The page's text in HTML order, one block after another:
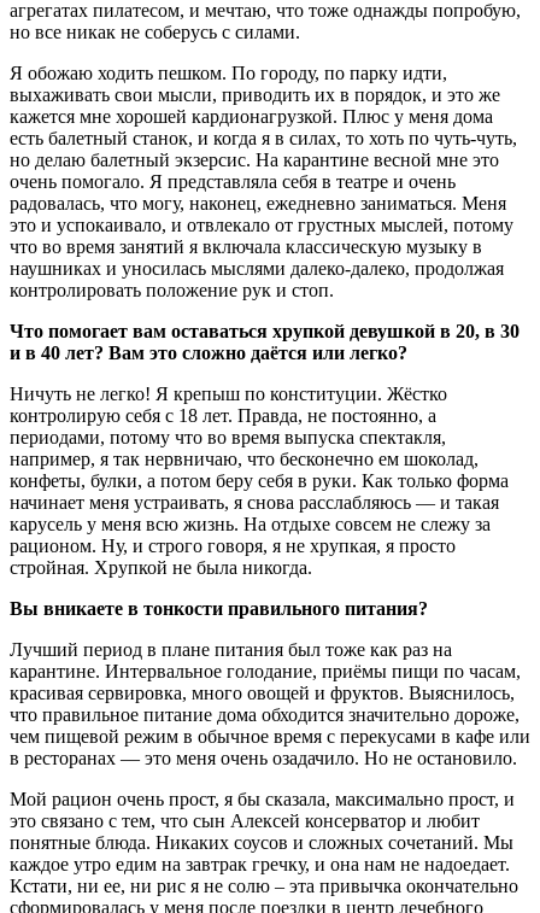
агрегатах пилатесом, и мечтаю, что тоже однажды попробую,
но все никак не соберусь с силами.
Я обожаю ходить пешком. По городу, по парку идти,
выхаживать свои мысли, приводить их в порядок, и это же
кажется мне хорошей кардионагрузкой. Плюс у меня дома
есть балетный станок, и когда я в силах, то хоть по чуть-чуть,
но делаю балетный экзерсис. На карантине весной мне это
очень помогало. Я представляла себя в театре и очень
радовалась, что могу, наконец, ежедневно заниматься. Меня
это и успокаивало, и отвлекало от грустных мыслей, потому
что во время занятий я включала классическую музыку в
наушниках и уносилась мыслями далеко-далеко, продолжая
контролировать положение рук и стоп.
Что помогает вам оставаться хрупкой девушкой в 20, в 30
и в 40 лет? Вам это сложно даётся или легко?
Ничуть не легко! Я крепыш по конституции. Жёстко
контролирую себя с 18 лет. Правда, не постоянно, а
периодами, потому что во время выпуска спектакля,
например, я так нервничаю, что бесконечно ем шоколад,
конфеты, булки, а потом беру себя в руки. Как только форма
начинает меня устраивать, я снова расслабляюсь — и такая
карусель у меня всю жизнь. На отдыхе совсем не слежу за
рационом. Ну, и строго говоря, я не хрупкая, я просто
стройная. Хрупкой не была никогда.
Вы вникаете в тонкости правильного питания?
Лучший период в плане питания был тоже как раз на
карантине. Интервальное голодание, приёмы пищи по часам,
красивая сервировка, много овощей и фруктов. Выяснилось,
что правильное питание дома обходится значительно дороже,
чем пищевой режим в обычное время с перекусами в кафе или
в ресторанах — это меня очень озадачило. Но не остановило.
Мой рацион очень прост, я бы сказала, максимально прост, и
это связано с тем, что сын Алексей консерватор и любит
понятные блюда. Никаких соусов и сложных сочетаний. Мы
каждое утро едим на завтрак гречку, и она нам не надоедает.
Кстати, ни ее, ни рис я не солю – эта привычка окончательно
сформировалась у меня после поездки в центр лечебного